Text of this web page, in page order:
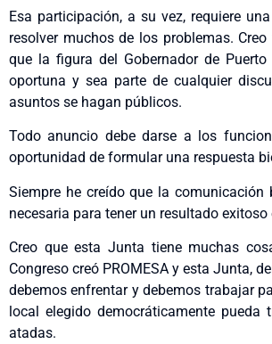
Esa participación, a su vez, requiere
resolver muchos de los problemas.
que la figura del Gobernador de
oportuna y sea parte de cualquier
asuntos se hagan públicos.
Todo anuncio debe darse a los
oportunidad de formular una respuesta
Siempre he creído que la
necesaria para tener un resultado
Creo que esta Junta tiene muchas
Congreso creó PROMESA y esta Junta,
debemos enfrentar y debemos trabajar
local elegido democráticamente
atadas.